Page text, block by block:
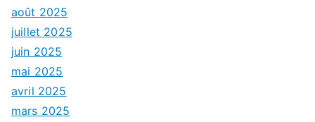
août 2025
juillet 2025
juin 2025
mai 2025
avril 2025
mars 2025